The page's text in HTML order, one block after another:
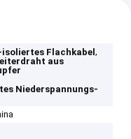
isoliertes Flachkabel,
aus
Niederspannungs-